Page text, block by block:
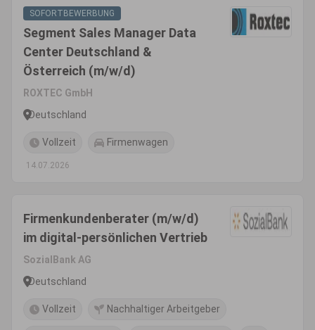
SOFORTBEWERBUNG
Segment Sales Manager Data
Center Deutschland &
Österreich (m/w/d)
ROXTEC GmbH
Deutschland
Vollzeit Firmenwagen
14.07.2026
Firmenkundenberater (m/w/d)
im digital-persönlichen Vertrieb
SozialBank AG
Deutschland
Vollzeit Nachhaltiger Arbeitgeber